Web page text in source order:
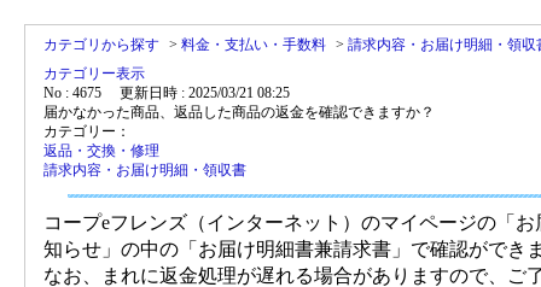
カテゴリから探す > 料金・支払い・手数料 > 請求内容・お届け明細・領収
カテゴリー表示
No : 4675
更新日時 : 2025/03/21 08:25
届かなかった商品、返品した商品の返金を確認できますか？
カテゴリー：
返品・交換・修理
請求内容・お届け明細・領収書
コープeフレンズ（インターネット）のマイページの「
知らせ」の中の「お届け明細書兼請求書」で確認ができ
なお、まれに返金処理が遅れる場合がありますので、ご